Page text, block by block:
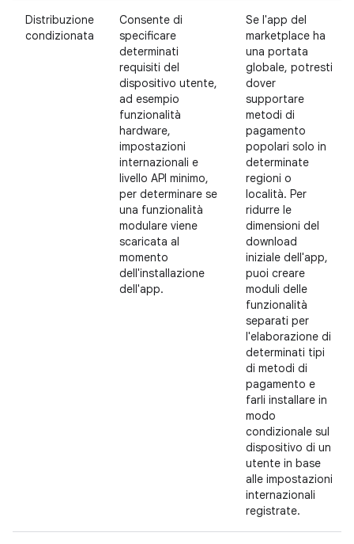
Distribuzione
condizionata
Consente di
specificare
determinati
requisiti del
dispositivo utente,
ad esempio
funzionalità
hardware,
impostazioni
internazionali e
livello API minimo,
per determinare se
una funzionalità
modulare viene
scaricata al
momento
dell'installazione
dell'app.
Se l'app del
marketplace ha
una portata
globale, potresti
dover
supportare
metodi di
pagamento
popolari solo in
determinate
regioni o
località. Per
ridurre le
dimensioni del
download
iniziale dell'app,
puoi creare
moduli delle
funzionalità
separati per
l'elaborazione di
determinati tipi
di metodi di
pagamento e
farli installare in
modo
condizionale sul
dispositivo di un
utente in base
alle impostazioni
internazionali
registrate.